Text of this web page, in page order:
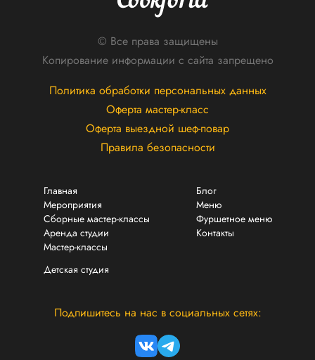
© Все права защищены
Копирование информации с сайта запрещено
Политика обработки персональных данных
Оферта мастер-класс
Оферта выездной шеф-повар
Правила безопасности
Главная
Мероприятия
Сборные мастер-классы
Аренда студии
Мастер-классы
Блог
Меню
Фуршетное меню
Контакты
Детская студия
Подпишитесь на нас в социальных сетях: